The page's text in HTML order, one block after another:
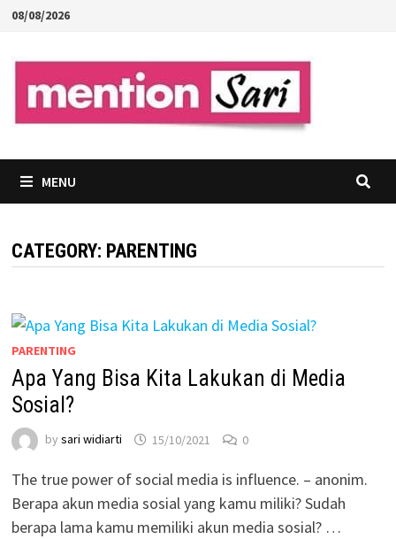
Skip
content
08/08/2026
MENU
CATEGORY: PARENTING
PARENTING
Apa Yang Bisa Kita Lakukan di Media
Sosial?
by sari widiarti 15/10/2021 0
The true power of social media is influence. – anonim.
Berapa akun media sosial yang kamu miliki? Sudah
berapa lama kamu memiliki akun media sosial? …